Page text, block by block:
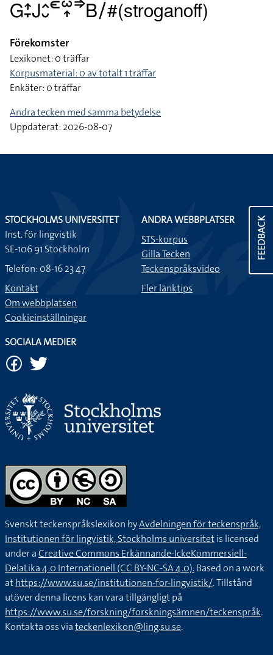
􌤦􌤴􌥙􌤢􌤵􌤷􌥭􌥱􌥾􌦆􌤧􌥠#(stroganoff)
Förekomster
Lexikonet: 0 träffar
Korpusmaterial: 0 av totalt 1 träffar
Enkäter: 0 träffar
Andra tecken med samma betydelse
Uppdaterat: 2026-08-07
FEEDBACK
STOCKHOLMS UNIVERSITET
Inst. för lingvistik
SE-106 91 Stockholm
Telefon: 08-16 23 47
Kontakt
Om webbplatsen
Cookieinställningar
ANDRA WEBBPLATSER
STS-korpus
Gilla Tecken
Teckenspråksvideo
Fler länktips
SOCIALA MEDIER
Svenskt teckenspråkslexikon byAvdelningen för teckenspråk,
Institutionen för lingvistik, Stockholms universitetis licensed
under aCreative Commons Erkännande-IckeKommersiell-
DelaLika 4.0 Internationell (CC BY-NC-SA 4.0).Based on a work
athttps://www.su.se/institutionen-for-lingvistik/. Tillstånd
utöver denna licens kan vara tillgängligt på
https://www.su.se/forskning/forskningsämnen/teckenspråk.
Kontakta oss viateckenlexikon@ling.su.se.